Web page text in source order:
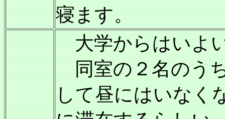
寝ます。
大学からはいよ
同室の２名のう
して昼にはいなく